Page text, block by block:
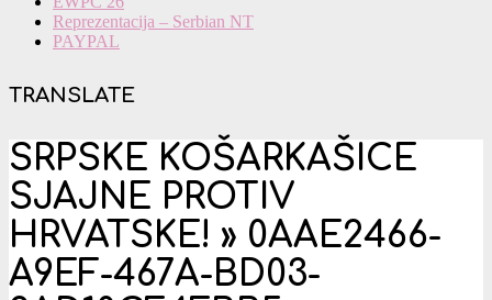
Reprezentacija – Serbian NT
PAYPAL
TRANSLATE
SRPSKE KOŠARKAŠICE
SJAJNE PROTIV
HRVATSKE! » 0AAE2466-
A9EF-467A-BD03-